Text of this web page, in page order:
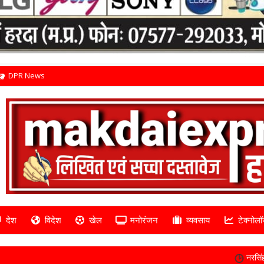
DPR News
देश विदेश खेल मनोरंजन व्यवसाय
नरसिंहपुर क्राइम अपडेट: जंगल